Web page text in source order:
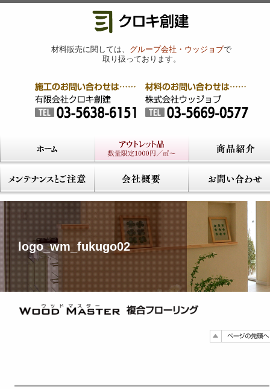
材料販売に関しては、 グループ会社・ウッジョブで
取り扱っております。
logo_wm_fukugo02